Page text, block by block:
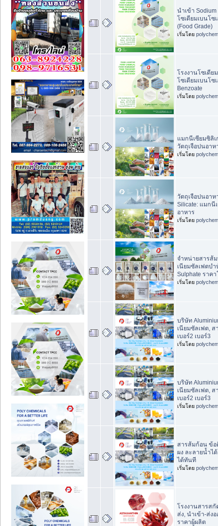
นำเข้า Sodium
โซเดียมเบนโซ
(Food Grade)
เริ่มโดย
โรงงานโซเดีย
โซเดียมเบนโซ
Benzoate
เริ่มโดย
แมกนีเซียมซิลิ
วัตถุเจือปนอา
เริ่มโดย
วัตถุเจือปนอาห
Silicate: แมกนี
อาหาร
เริ่มโดย
จำหน่ายสารส้
เนียมซัลเฟตบำ
Sulphate ราคา
เริ่มโดย
บริษัท
เนียมซัลเฟต, ส
เบอร์2 เบอร์3
เริ่มโดย
บริษัท
เนียมซัลเฟต, ส
เบอร์2 เบอร์3
เริ่มโดย
สารส้มก้อน ข้
ผง ละลายน้ำไ
ได้ทันที
เริ่มโดย
โรงงานสารส
ส่ง, นำเข้า-ส่ง
ราคาผู้ผลิต